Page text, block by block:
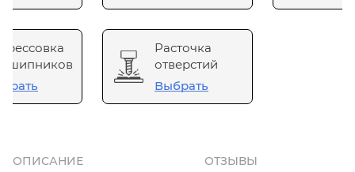
Расточка
отверстий
Выбрать
ОПИСАНИЕ ОТЗЫВЫ